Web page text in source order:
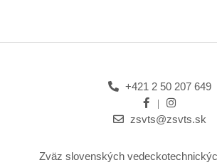
+421 2 50 207 649
zsvts@zsvts.sk
Zväz slovenských